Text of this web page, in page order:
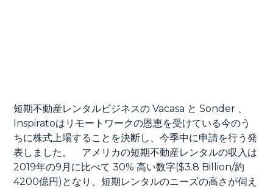
短期不動産レンタルビジネスの Vacasa と Sonder 、
Inspiratoはリモートワークの恩恵を受けている今のう
ちに株式上場することを決断し、今季中に申請を行う発
表しました。 アメリカの短期不動産レンタルの収入は
2019年の9月に比べて 30% 高い数字($3.8 Billion/約
4200億円)となり、短期レンタルのニーズの高さが伺え